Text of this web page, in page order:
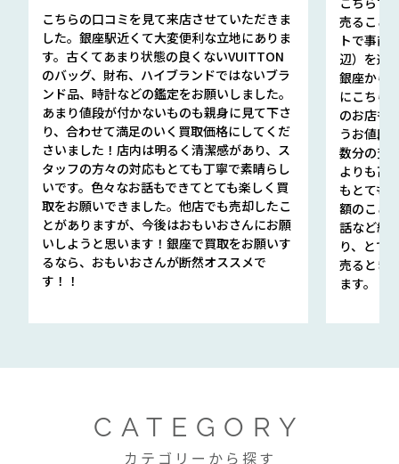
こちらの口コミを見て来店させていただきま
した。銀座駅近くて大変便利な立地にありま
す。古くてあまり状態の良くないVUITTON
のバッグ、財布、ハイブランドではないブラ
ンド品、時計などの鑑定をお願いしました。
あまり値段が付かないものも親身に見て下さ
り、合わせて満足のいく買取価格にしてくだ
さいました！店内は明るく清潔感があり、ス
タッフの方々の対応もとても丁寧で素晴らし
いです。色々なお話もできてとても楽しく買
取をお願いできました。他店でも売却したこ
とがありますが、今後はおもいおさんにお願
いしようと思います！銀座で買取をお願いす
るなら、おもいおさんが断然オススメで
す！！
売ること
トで事前
辺）を選
銀座から
にこちら
のお店も
うお値段
数分の査
よりも高
もとても
額のこと
話など細
り、とて
売るとき
ます。
CATEGORY
カテゴリーから探す